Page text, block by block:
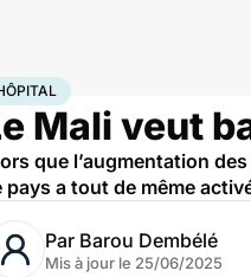
SantéMaladies
Mali veut
que l’augmentation
pays a tout de même
Par Barou Dembélé
Mis à jour le 25/06/2025